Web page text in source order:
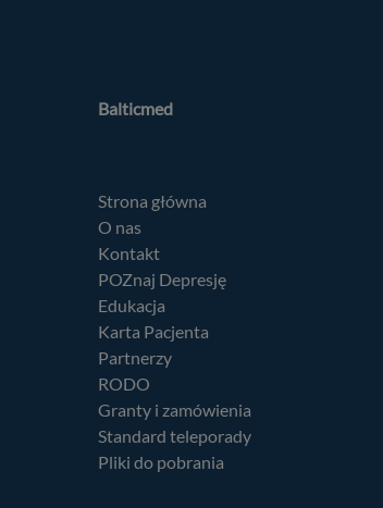
Balticmed
Strona główna
O nas
Kontakt
POZnaj Depresję
Edukacja
Karta Pacjenta
Partnerzy
RODO
Granty i zamówienia
Standard teleporady
Pliki do pobrania